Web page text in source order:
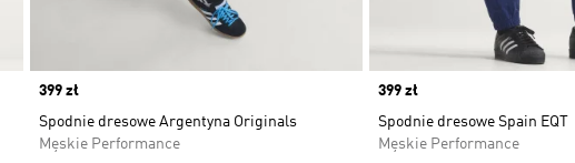
Price
399 zł
Spodnie dresowe Argentyna Originals
Męskie Performance
Price
399 zł
Spodnie dresowe Spain EQT
Męskie Performance